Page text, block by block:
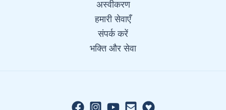
अस्वीकरण
हमारी सेवाएँ
संपर्क करें
भक्ति और सेवा